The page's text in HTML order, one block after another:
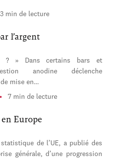
min de lecture
l’argent
? » Dans certains bars et
anodine déclenche
mise en…
7 min de lecture
Europe
de l’UE, a publié des
générale, d’une progression